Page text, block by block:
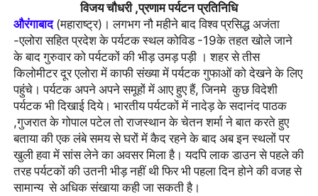
विजय चौधरी ,प्रणाम पर्यटन प्रतिनिधि
औरंगाबाद (महाराष्ट्र) । लगभग नौ महीने बाद विश्व प्रसिद्ध अजंता
-एलोरा सहित प्रदेश के पर्यटक स्थल कोविड -19के तहत खोले जाने
के बाद गुरुवार को पर्यटकों की भीड़ उमड़ पड़ी । शहर से तीस
किलोमीटर दूर एलोरा में काफी संख्या में पर्यटक गुफाओं को देखने के लिए
पहुंचे। पर्यटक अपने अपने समूहों में आए हुए हैं, जिनमे कुछ विदेशी
पर्यटक भी दिखाई दिये। भारतीय पर्यटकों में नादेड़ के सदानंद पाठक
,गुजरात के गोपाल पटेल तो राजस्थान के चेतन शर्मा ने बात करते हुए
बताया की एक लंबे समय से घरों में कैद रहने के बाद अब इन स्थलों पर
खुली हवा में सांस लेने का अवसर मिला है। यदपि लाक डाउन से पहले की
तरह पर्यटकों की उतनी भीड़ नहीं थी फिर भी पहला दिन होने की वजह से
सामान्य से अधिक संखाया कही जा सकती है।